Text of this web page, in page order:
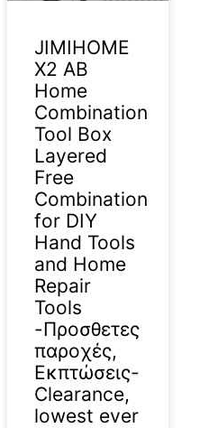
JIMIHOME
X2 AB
Home
Combination
Tool Box
Layered
Free
Combination
for DIY
Hand Tools
and Home
Repair
Tools
-Προσθετες
παροχές,
Εκπτώσεις-
Clearance,
lowest ever